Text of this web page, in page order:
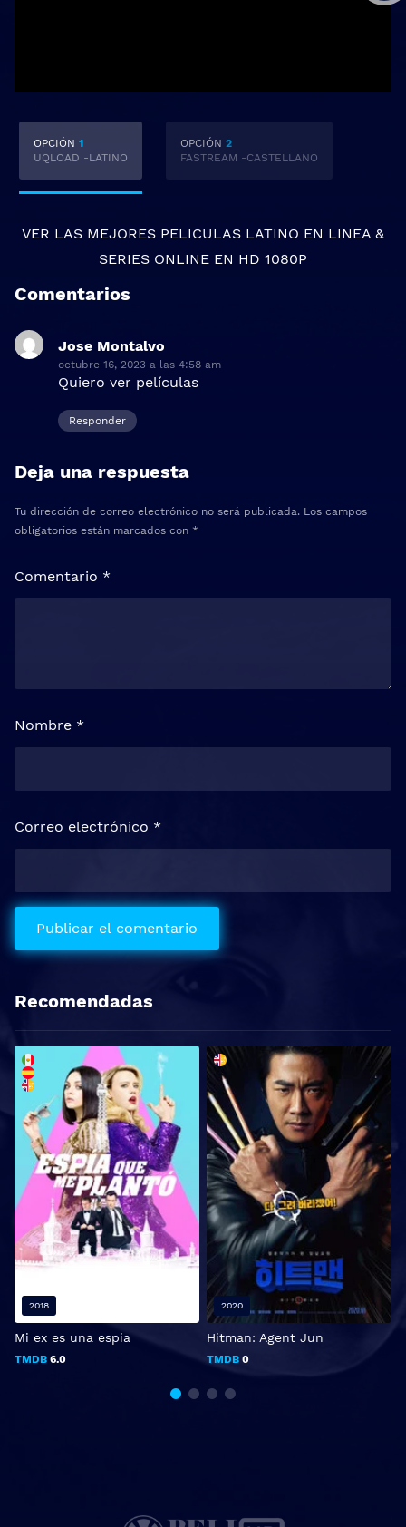
OPCIÓN 1
UQLOAD -LATINO
OPCIÓN 2
FASTREAM -CASTELLANO
VER LAS MEJORES PELICULAS LATINO EN LINEA &
SERIES ONLINE EN HD 1080P
Comentarios
Jose Montalvo
octubre 16, 2023 a las 4:58 am
Quiero ver películas
Responder
Deja una respuesta
Tu dirección de correo electrónico no será publicada. Los campos
obligatorios están marcados con *
Comentario *
Nombre *
Correo electrónico *
Recomendadas
Mi ex es una espia
TMDB 6.0
2018
Hitman: Agent Jun
TMDB 0
2020